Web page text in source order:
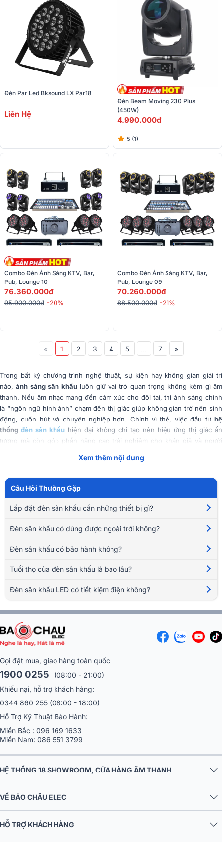
Liên Hệ
Đèn Beam Moving 230 Plus
(450W)
4.990.000đ
5 (1)
Combo Đèn Ánh Sáng KTV, Bar,
Pub, Lounge 10
76.360.000đ
95.900.000đ -20%
Combo Đèn Ánh Sáng KTV, Bar,
Pub, Lounge 09
70.260.000đ
88.500.000đ -21%
« 1 2 3 4 5 ... 7 »
Trong bất kỳ chương trình nghệ thuật, sự kiện hay không gian giải trí
nào,ánh sáng sân khấuluôn giữ vai trò quan trọng không kém gì âm
thanh. Nếu âm nhạc mang đến cảm xúc cho đôi tai, thì ánh sáng chính
là “ngôn ngữ hình ảnh” chạm đến thị giác giúp không gian trở nên sinh
động, cuốn hút và chuyên nghiệp hơn. Chính vì thế, việc đầu tư hệ
thống đèn sân khấu hiện đại không chỉ tạo nên hiệu ứng thị giác ấn
tượng mà còn góp phần nâng cao trải nghiệm cho khán giả và người
Tóm Tắt Nội Dung(Mở rộng)
1. Vai trò của đèn sân khấu trong âm
thanh – ánh sáng sự kiện
tối ấn tượng, làm nổi bật nhân vật chính, đồng thời dẫn dắt cảm xúc
khán giả theo từng giai điệu và tiết tấu âm nhạc.
Xem thêm nội dung
Câu Hỏi Thường Gặp
Lắp đặt đèn sân khấu cần những thiết bị gì?
Đèn sân khấu có dùng được ngoài trời không?
Đèn sân khấu có bảo hành không?
Tuổi thọ của đèn sân khấu là bao lâu?
Đèn sân khấu LED có tiết kiệm điện không?
Gọi đặt mua, giao hàng toàn quốc
1900 0255
(08:00 - 21:00)
Khiếu nại, hỗ trợ khách hàng:
0344 860 255 (08:00 - 18:00)
Hỗ Trợ Kỹ Thuật Bảo Hành:
Miền Bắc : 096 169 1633
Miền Nam: 086 551 3799
HỆ THỐNG 18 SHOWROOM, CỬA HÀNG ÂM THANH
VỀ BẢO CHÂU ELEC
HỖ TRỢ KHÁCH HÀNG